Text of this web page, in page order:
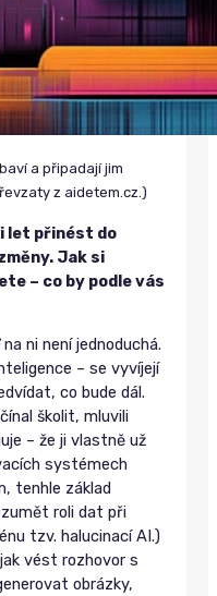
a připadají jim
z aidetem.cz.)
let přinést do
Jak si
– co by podle vás
ni není jednoduchá.
– se vyvíjejí
co bude dál.
školit, mluvili
– že ji vlastně už
systémech
tenhle základ
roli dat při
tzv. halucinací AI.)
vést rozhovor s
obrázky,